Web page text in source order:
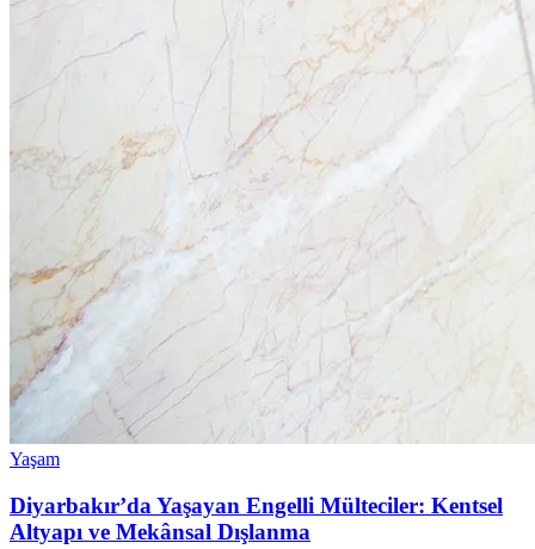
Yaşam
Diyarbakır’da Yaşayan Engelli Mülteciler: Kentsel
Altyapı ve Mekânsal Dışlanma